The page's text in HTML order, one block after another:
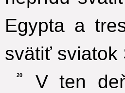
Egypta a
svätiť sviatok
20
V ten